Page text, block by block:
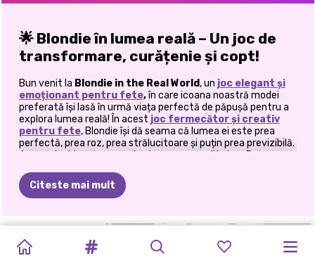
🌟 Blondie în lumea reală – Un joc de
transformare, curățenie și copt!
Bun venit la Blondie in the Real World, un joc elegant și
emoționant pentru fete,în care icoana noastră modei
preferată își lasă în urmă viața perfectă de păpușă pentru a
explora lumea reală! În acest joc fermecător și creativ
pentru fete, Blondie își dă seama că lumea ei este prea
perfectă, prea roz, prea strălucitoare și puțin prea previzibilă.
Așa că decide să renunțe la glamour cu realitatea. Dar
Aici intervii
. Sarcina ta? Ajută-o pe Blondie să se adapteze
la noul ei mediu, câte o activitate fabuloasă pe rând!
💄 Intră în transformarea reală a lui Blondie
Citeste mai mult
PASTEL
PRIETENII
ANULUI
EXTREME
MAKEOVER:
ELLIE
BEN
-
ÎN
PETRECEREA
DE
BRIDEZILLA